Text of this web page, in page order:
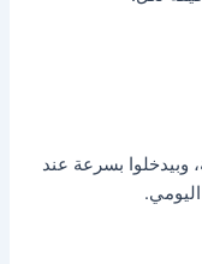
وبيدخلوا بسرعة عند